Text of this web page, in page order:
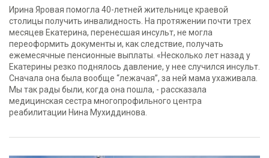
Ирина Яровая помогла 40-летней жительнице краевой
столицы получить инвалидность. На протяжении почти трех
месяцев Екатерина, перенесшая инсульт, не могла
переоформить документы и, как следствие, получать
ежемесячные пенсионные выплаты. «Несколько лет назад у
Екатерины резко поднялось давление, у нее случился инсульт.
Сначала она была вообще “лежачая”, за ней мама ухаживала.
Мы так рады были, когда она пошла, - рассказала
медицинская сестра многопрофильного центра
реабилитации Нина Мухиддинова.